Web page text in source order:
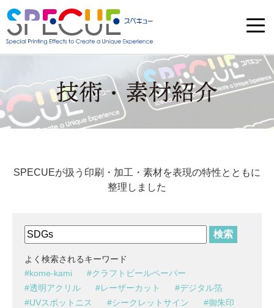
SPECUEが扱う印刷・加工・素材を表現の特性とともに
整理しました
検索
よく検索されるキーワード
kome-kami
クラフトビールペーパー
透明アクリル
レーザーカット
デジタル箔
UVスポットニス
シークレットサイン
御朱印